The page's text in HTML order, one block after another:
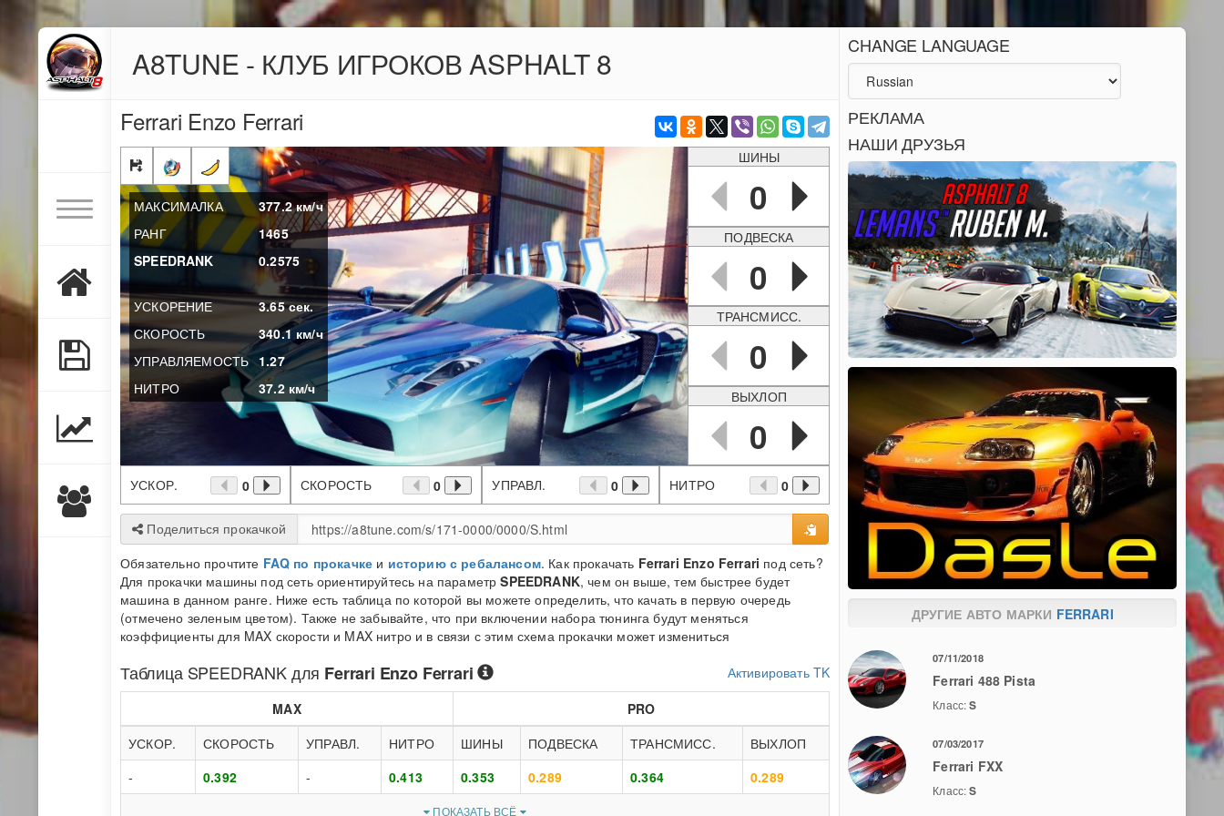
A8TUNE - КЛУБ ИГРОКОВ ASPHALT 8
Ferrari Enzo Ferrari
МАКСИМАЛКА 377.2км/ч
РАНГ
1465
SPEEDRANK
0.2575
УСКОРЕНИЕ 3.65сек.
СКОРОСТЬ
340.1км/ч
УПРАВЛЯЕМОСТЬ 1.27
НИТРО
37.2км/ч
ШИНЫ
0
ПОДВЕСКА
0
ТРАНСМИСС.
0
ВЫХЛОП
0
УСКОР. 0 СКОРОСТЬ 0 УПРАВЛ. 0 НИТРО 0
Поделиться прокачкой
Обязательно прочтите FAQ по прокачке и историю с ребалансом. Как прокачать Ferrari Enzo Ferrari под сеть?
Для прокачки машины под сеть ориентируйтесь на параметрSPEEDRANK, чем он выше, тем быстрее будет
машина в данном ранге. Ниже есть таблица по которой вы можете определить, что качать в первую очередь
(отмечено зеленым цветом). Также не забывайте, что при включении набора тюнинга будут меняться
коэффициенты для MAX скорости и MAX нитро и в связи с этим схема прокачки может измениться
Таблица SPEEDRANKдля Ferrari Enzo Ferrari
Активировать TK
MAX
PRO
УСКОР.
СКОРОСТЬ УПРАВЛ. НИТРО ШИНЫ ПОДВЕСКА ТРАНСМИСС.
ВЫХЛОП
-
0.392 - 0.413 0.353 0.289 0.364 0.289
ПОКАЗАТЬ ВСЁ
CHANGE LANGUAGE
РЕКЛАМА
НАШИ ДРУЗЬЯ
ДРУГИЕ АВТО МАРКИ FERRARI
07/11/2018
Ferrari 488 Pista
Класс:S
07/03/2017
Ferrari FXX
Класс:S